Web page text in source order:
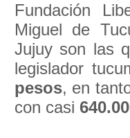
Fundación
Miguel de
Jujuy son las
legislador
pesos, en
con casi